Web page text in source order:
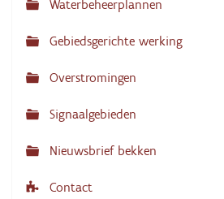
i
g
t
Waterbeheerplannen
Gebiedsgerichte werking
Overstromingen
Signaalgebieden
Nieuwsbrief bekken
Contact